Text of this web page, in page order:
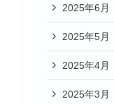
2025年6月
2025年5月
2025年4月
2025年3月